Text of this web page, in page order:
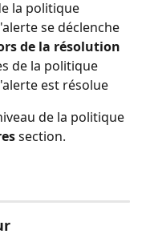
la politique
se déclenche
de la résolution
de la politique
est résolue
de la politique
section.